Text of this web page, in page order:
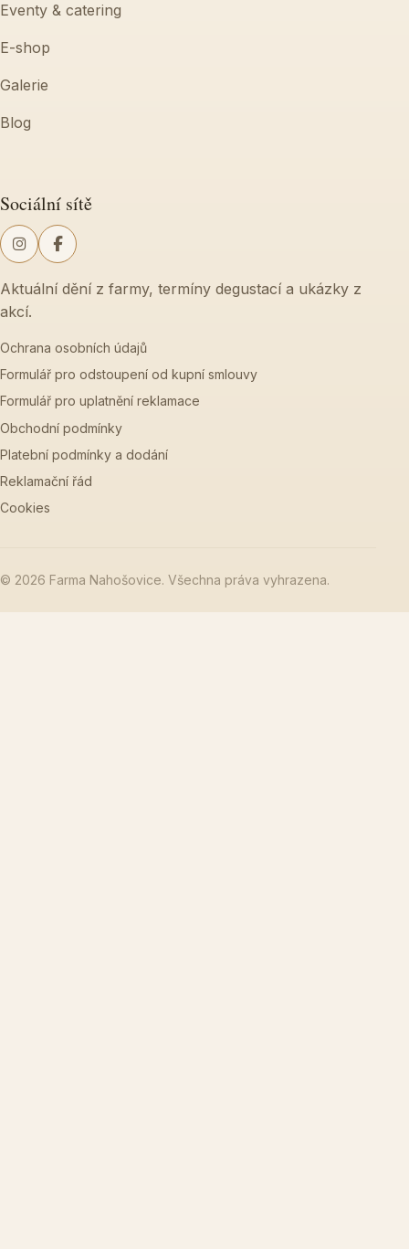
Eventy & catering
E-shop
Galerie
Blog
Sociální sítě
Aktuální dění z farmy, termíny degustací a ukázky z
akcí.
Ochrana osobních údajů
Formulář pro odstoupení od kupní smlouvy
Formulář pro uplatnění reklamace
Obchodní podmínky
Platební podmínky a dodání
Reklamační řád
Cookies
© 2026 Farma Nahošovice. Všechna práva vyhrazena.